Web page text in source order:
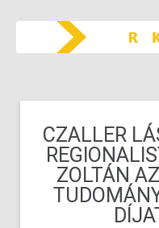
CZALLER
ZOLTÁN